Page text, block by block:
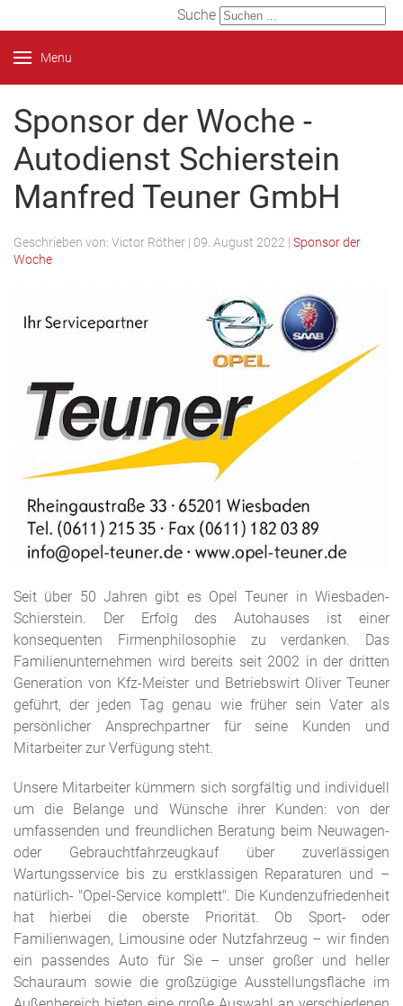
Suche
Menu
Sponsor der Woche -
Autodienst Schierstein
Manfred Teuner GmbH
Geschrieben von: Victor Röther | 09. August 2022 | Sponsor der
Woche
Seit über 50 Jahren gibt es Opel Teuner in Wiesbaden-
Schierstein. Der Erfolg des Autohauses ist einer
konsequenten Firmenphilosophie zu verdanken. Das
Familienunternehmen wird bereits seit 2002 in der dritten
Generation von Kfz-Meister und Betriebswirt Oliver Teuner
geführt, der jeden Tag genau wie früher sein Vater als
persönlicher Ansprechpartner für seine Kunden und
Mitarbeiter zur Verfügung steht.
Unsere Mitarbeiter kümmern sich sorgfältig und individuell
um die Belange und Wünsche ihrer Kunden: von der
umfassenden und freundlichen Beratung beim Neuwagen-
oder Gebrauchtfahrzeugkauf über zuverlässigen
Wartungsservice bis zu erstklassigen Reparaturen und –
natürlich- "Opel-Service komplett". Die Kundenzufriedenheit
hat hierbei die oberste Priorität. Ob Sport- oder
Familienwagen, Limousine oder Nutzfahrzeug – wir finden
ein passendes Auto für Sie – unser großer und heller
Schauraum sowie die großzügige Ausstellungsfläche im